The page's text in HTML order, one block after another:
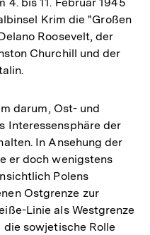
4. bis 11. Februar 1945
Krim die "Großen
Roosevelt, der
Churchill und der
darum, Ost- und
Interessensphäre der
In Ansehung der
er doch wenigstens
Polens
Ostgrenze zur
Linie als Westgrenze
sowjetische Rolle